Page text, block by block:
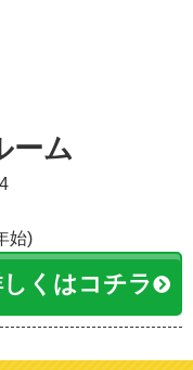
ーム
始)
くはコチラ